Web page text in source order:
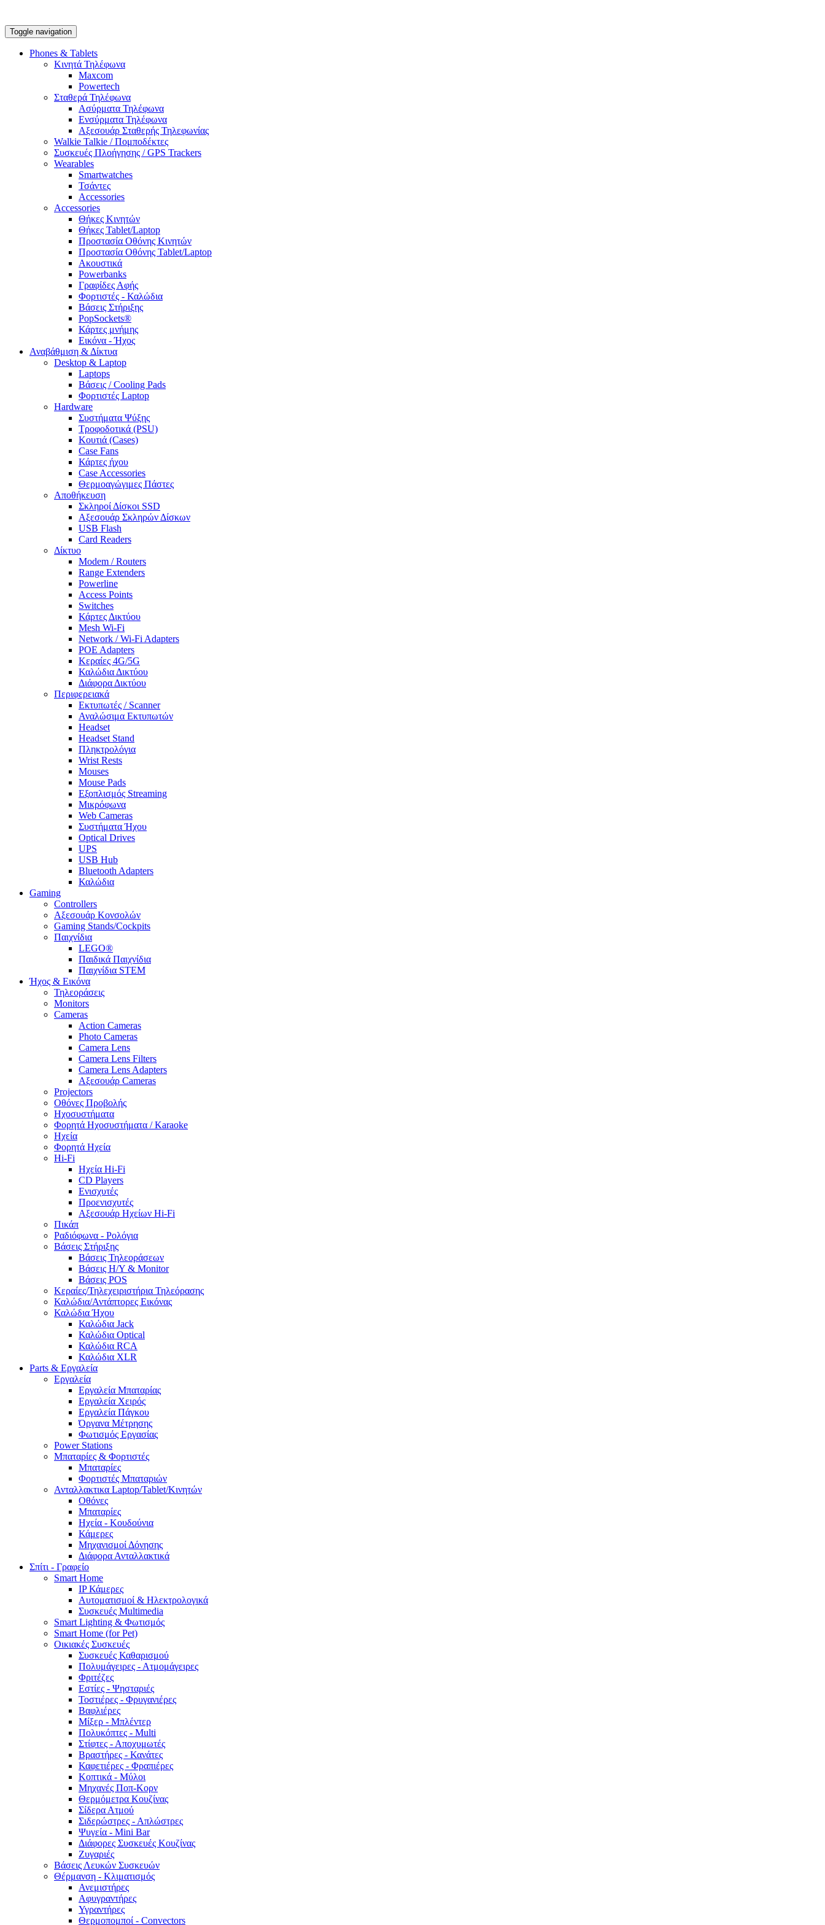
Toggle navigation
Phones & Tablets
Κινητά Τηλέφωνα
Maxcom
Powertech
Σταθερά Τηλέφωνα
Ασύρματα Τηλέφωνα
Ενσύρματα Τηλέφωνα
Αξεσουάρ Σταθερής Τηλεφωνίας
Walkie Talkie / Πομποδέκτες
Συσκευές Πλοήγησης / GPS Trackers
Wearables
Smartwatches
Τσάντες
Accessories
Accessories
Θήκες Κινητών
Θήκες Tablet/Laptop
Προστασία Οθόνης Κινητών
Προστασία Οθόνης Tablet/Laptop
Ακουστικά
Powerbanks
Γραφίδες Αφής
Φορτιστές - Καλώδια
Βάσεις Στήριξης
PopSockets®
Κάρτες μνήμης
Εικόνα - Ήχος
Αναβάθμιση & Δίκτυα
Desktop & Laptop
Laptops
Βάσεις / Cooling Pads
Φορτιστές Laptop
Hardware
Συστήματα Ψύξης
Τροφοδοτικά (PSU)
Κουτιά (Cases)
Case Fans
Κάρτες ήχου
Case Accessories
Θερμοαγώγιμες Πάστες
Αποθήκευση
Σκληροί Δίσκοι SSD
Αξεσουάρ Σκληρών Δίσκων
USB Flash
Card Readers
Δίκτυο
Modem / Routers
Range Extenders
Powerline
Access Points
Switches
Κάρτες Δικτύου
Mesh Wi-Fi
Network / Wi-Fi Adapters
POE Adapters
Κεραίες 4G/5G
Καλώδια Δικτύου
Διάφορα Δικτύου
Περιφερειακά
Εκτυπωτές / Scanner
Αναλώσιμα Εκτυπωτών
Headset
Headset Stand
Πληκτρολόγια
Wrist Rests
Mouses
Mouse Pads
Εξοπλισμός Streaming
Μικρόφωνα
Web Cameras
Συστήματα Ήχου
Optical Drives
UPS
USB Hub
Bluetooth Adapters
Καλώδια
Gaming
Controllers
Αξεσουάρ Κονσολών
Gaming Stands/Cockpits
Παιχνίδια
LEGO®
Παιδικά Παιχνίδια
Παιχνίδια STEM
Ήχος & Εικόνα
Τηλεοράσεις
Monitors
Cameras
Action Cameras
Photo Cameras
Camera Lens
Camera Lens Filters
Camera Lens Adapters
Αξεσουάρ Cameras
Projectors
Οθόνες Προβολής
Ηχοσυστήματα
Φορητά Ηχοσυστήματα / Karaoke
Ηχεία
Φορητά Ηχεία
Hi-Fi
Ηχεία Hi-Fi
CD Players
Ενισχυτές
Προενισχυτές
Αξεσουάρ Ηχείων Hi-Fi
Πικάπ
Ραδιόφωνα - Ρολόγια
Βάσεις Στήριξης
Βάσεις Τηλεοράσεων
Βάσεις Η/Υ & Monitor
Βάσεις POS
Κεραίες/Τηλεχειριστήρια Τηλεόρασης
Καλώδια/Αντάπτορες Εικόνας
Καλώδια Ήχου
Καλώδια Jack
Καλώδια Optical
Καλώδια RCA
Καλώδια XLR
Parts & Εργαλεία
Εργαλεία
Εργαλεία Μπαταρίας
Εργαλεία Χειρός
Εργαλεία Πάγκου
Όργανα Μέτρησης
Φωτισμός Εργασίας
Power Stations
Μπαταρίες & Φορτιστές
Μπαταρίες
Φορτιστές Μπαταριών
Ανταλλακτικα Laptop/Tablet/Κινητών
Οθόνες
Μπαταρίες
Ηχεία - Κουδούνια
Κάμερες
Μηχανισμοί Δόνησης
Διάφορα Ανταλλακτικά
Σπίτι - Γραφείο
Smart Home
IP Κάμερες
Αυτοματισμοί & Ηλεκτρολογικά
Συσκευές Multimedia
Smart Lighting & Φωτισμός
Smart Home (for Pet)
Οικιακές Συσκευές
Συσκευές Καθαρισμού
Πολυμάγειρες - Ατμομάγειρες
Φριτέζες
Εστίες - Ψησταριές
Τοστιέρες - Φρυγανιέρες
Βαφλιέρες
Μίξερ - Μπλέντερ
Πολυκόπτες - Multi
Στίφτες - Αποχυμωτές
Βραστήρες - Κανάτες
Καφετιέρες - Φραπιέρες
Κοπτικά - Μύλοι
Μηχανές Ποπ-Κορν
Θερμόμετρα Κουζίνας
Σίδερα Ατμού
Σιδερώστρες - Απλώστρες
Ψυγεία - Mini Bar
Διάφορες Συσκευές Κουζίνας
Ζυγαριές
Βάσεις Λευκών Συσκευών
Θέρμανση - Κλιματισμός
Ανεμιστήρες
Αφυγραντήρες
Υγραντήρες
Θερμοπομποί - Convectors